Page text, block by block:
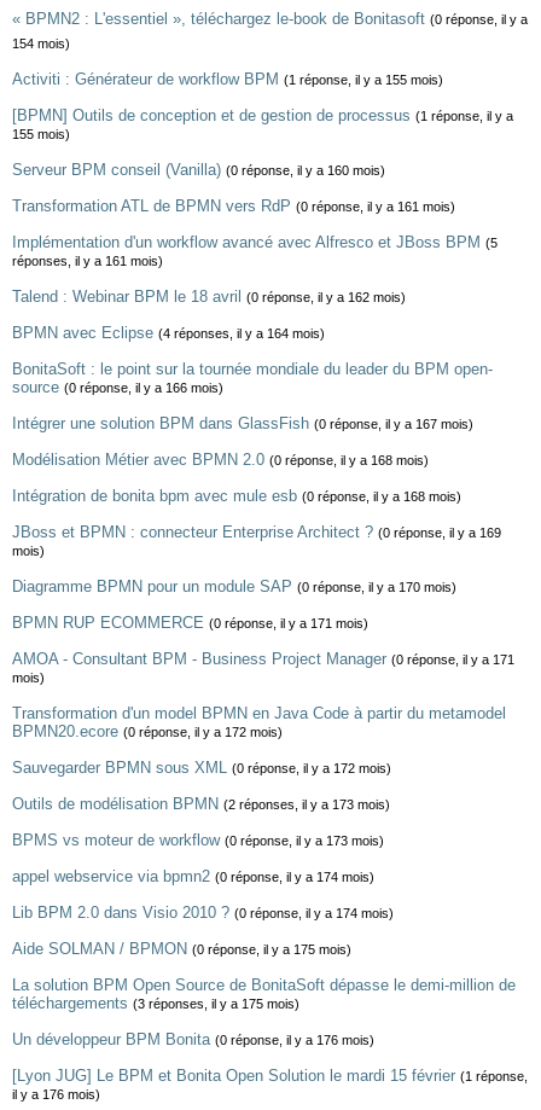
« BPMN2 : L'essentiel », téléchargez le-book de Bonitasoft (0 réponse, il y a
154 mois)
Activiti : Générateur de workflow BPM (1 réponse, il y a 155 mois)
[BPMN] Outils de conception et de gestion de processus (1 réponse, il y a
155 mois)
Serveur BPM conseil (Vanilla) (0 réponse, il y a 160 mois)
Transformation ATL de BPMN vers RdP (0 réponse, il y a 161 mois)
Implémentation d'un workflow avancé avec Alfresco et JBoss BPM (5
réponses, il y a 161 mois)
Talend : Webinar BPM le 18 avril (0 réponse, il y a 162 mois)
BPMN avec Eclipse (4 réponses, il y a 164 mois)
BonitaSoft : le point sur la tournée mondiale du leader du BPM open-
source (0 réponse, il y a 166 mois)
Intégrer une solution BPM dans GlassFish (0 réponse, il y a 167 mois)
Modélisation Métier avec BPMN 2.0 (0 réponse, il y a 168 mois)
Intégration de bonita bpm avec mule esb (0 réponse, il y a 168 mois)
JBoss et BPMN : connecteur Enterprise Architect ? (0 réponse, il y a 169
mois)
Diagramme BPMN pour un module SAP (0 réponse, il y a 170 mois)
BPMN RUP ECOMMERCE (0 réponse, il y a 171 mois)
AMOA - Consultant BPM - Business Project Manager (0 réponse, il y a 171
mois)
Transformation d'un model BPMN en Java Code à partir du metamodel
BPMN20.ecore (0 réponse, il y a 172 mois)
Sauvegarder BPMN sous XML (0 réponse, il y a 172 mois)
Outils de modélisation BPMN (2 réponses, il y a 173 mois)
BPMS vs moteur de workflow (0 réponse, il y a 173 mois)
appel webservice via bpmn2 (0 réponse, il y a 174 mois)
Lib BPM 2.0 dans Visio 2010 ? (0 réponse, il y a 174 mois)
Aide SOLMAN / BPMON (0 réponse, il y a 175 mois)
La solution BPM Open Source de BonitaSoft dépasse le demi-million de
téléchargements (3 réponses, il y a 175 mois)
Un développeur BPM Bonita (0 réponse, il y a 176 mois)
[Lyon JUG] Le BPM et Bonita Open Solution le mardi 15 février (1 réponse,
il y a 176 mois)